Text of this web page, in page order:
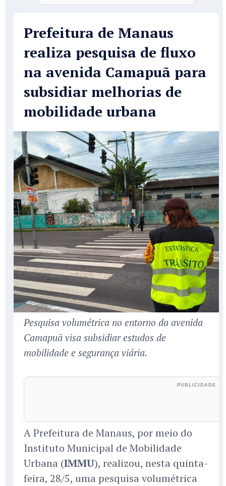
Prefeitura de Manaus
realiza pesquisa de fluxo
na avenida Camapuã para
subsidiar melhorias de
mobilidade urbana
Pesquisa volumétrica no entorno da avenida
Camapuã visa subsidiar estudos de
mobilidade e segurança viária.
A Prefeitura de Manaus, por meio do
Instituto Municipal de Mobilidade
Urbana (IMMU), realizou, nesta quinta-
feira, 28/5, uma pesquisa volumétrica